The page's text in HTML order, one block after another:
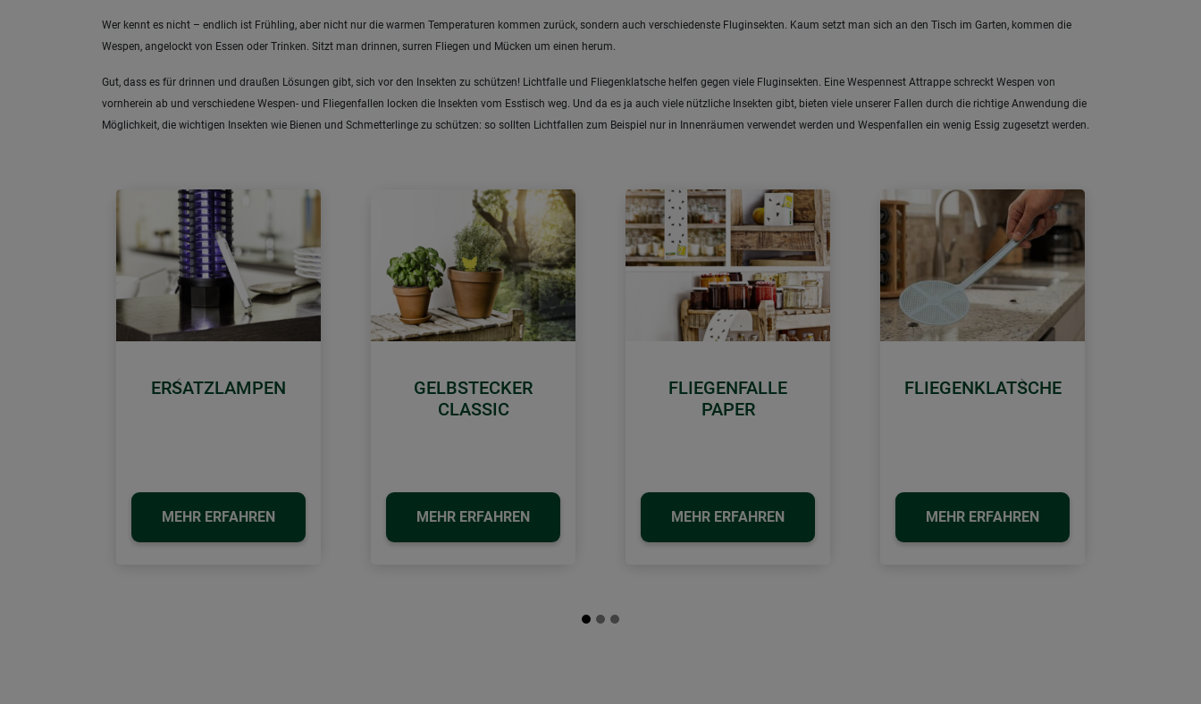
Wer kennt es nicht – endlich ist Frühling, aber nicht nur die warmen Temperaturen kommen zurück, sondern auch verschiedenste Fluginsekten. Kaum setzt man sich an den Tisch im Garten, kommen die
Wespen, angelockt von Essen oder Trinken. Sitzt man drinnen, surren Fliegen und Mücken um einen herum.
Gut, dass es für drinnen und draußen Lösungen gibt, sich vor den Insekten zu schützen! Lichtfalle und Fliegenklatsche helfen gegen viele Fluginsekten. Eine Wespennest Attrappe schreckt Wespen von
vornherein ab und verschiedene Wespen- und Fliegenfallen locken die Insekten vom Esstisch weg. Und da es ja auch viele nützliche Insekten gibt, bieten viele unserer Fallen durch die richtige Anwendung die
Möglichkeit, die wichtigen Insekten wie Bienen und Schmetterlinge zu schützen: so sollten Lichtfallen zum Beispiel nur in Innenräumen verwendet werden und Wespenfallen ein wenig Essig zugesetzt werden.
ERSATZLAMPEN
MEHR ERFAHREN
GELBSTECKER
CLASSIC
MEHR ERFAHREN
FLIEGENFALLE
PAPER
MEHR ERFAHREN
FLIEGENKLATSCHE
MEHR ERFAHREN
Zurück Weiter